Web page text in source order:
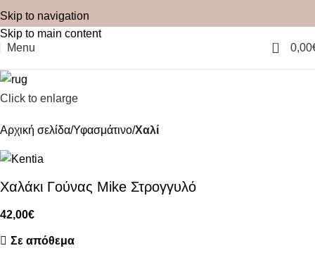
Skip to navigation
Skip to main content
Menu
0 0,00
Click to enlarge
Αρχική σελίδα Υφασμάτινο Χαλί
Χαλάκι Γούνας Mike Στρογγυλό
42,00€
Σε απόθεμα